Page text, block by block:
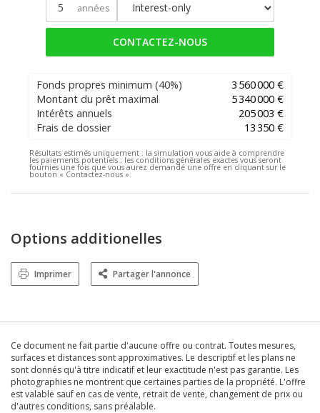
années
CONTACTEZ-NOUS
Fonds propres minimum (40%)
3 560 000 €
Montant du prêt maximal
5 340 000 €
Intérêts annuels
205 003 €
Frais de dossier
13 350 €
Résultats estimés uniquement : la simulation vous aide à comprendre
les paiements potentiels ; les conditions générales exactes vous seront
fournies une fois que vous aurez demandé une offre en cliquant sur le
bouton « Contactez-nous ».
Options additionelles
Imprimer Partager l'annonce
Ce document ne fait partie d'aucune offre ou contrat. Toutes mesures,
surfaces et distances sont approximatives. Le descriptif et les plans ne
sont donnés qu'à titre indicatif et leur exactitude n'est pas garantie. Les
photographies ne montrent que certaines parties de la propriété. L'offre
est valable sauf en cas de vente, retrait de vente, changement de prix ou
d'autres conditions, sans préalable.